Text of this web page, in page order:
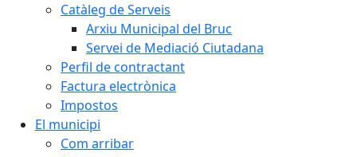
Catàleg de Serveis
Arxiu Municipal del Bruc
Servei de Mediació Ciutadana
Perfil de contractant
Factura electrònica
Impostos
El municipi
Com arribar